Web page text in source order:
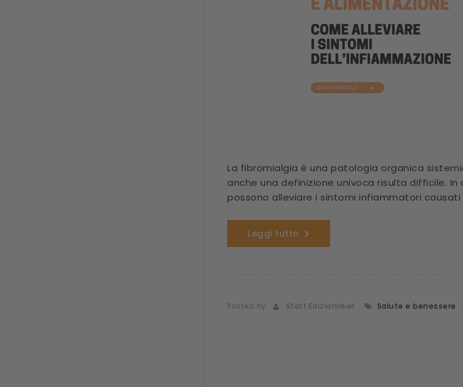
La fibromialgia è una patologia organica
anche una definizione univoca risulta difficile.
possono alleviare i sintomi infiammatori
Leggi tutto
Posted by Staff Edizionilswr Salute e benessere